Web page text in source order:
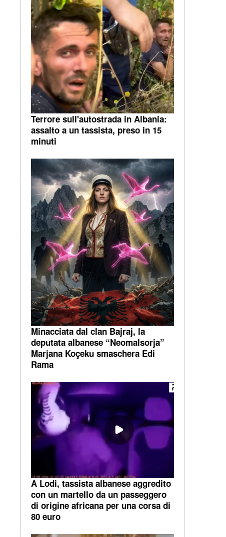
Terrore sull'autostrada in Albania:
assalto a un tassista, preso in 15
minuti
Minacciata dal clan Bajraj, la
deputata albanese “Neomalsorja”
Marjana Koçeku smaschera Edi
Rama
A Lodi, tassista albanese aggredito
con un martello da un passeggero
di origine africana per una corsa di
80 euro